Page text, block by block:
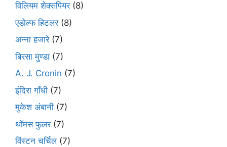
विलियम शेक्सपियर(8)
एडोल्फ हिटलर(8)
अन्ना हजारे(7)
बिरसा मुण्डा (7)
A. J. Cronin (7)
इंदिरा गाँधी (7)
मुकेश अंबानी (7)
थॉमस फुलर(7)
विंस्टन चर्चिल(7)